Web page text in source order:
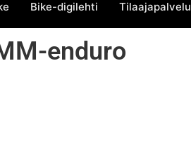
Bike-digilehti Tilaajapalvelu
enduro